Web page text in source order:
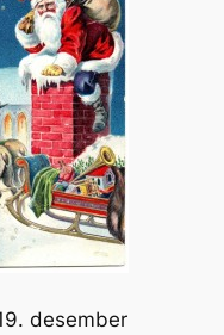
c
h
at
desember